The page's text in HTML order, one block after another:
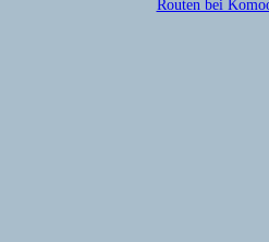
Routen bei